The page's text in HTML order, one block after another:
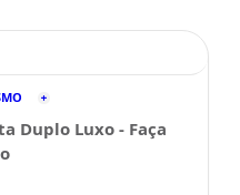
Duplo Luxo - Faça